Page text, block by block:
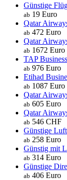
Günstige
ab 19 Euro
Qatar
ab 472 Euro
Qatar
ab 1672 Euro
TAP
ab 976 Euro
Etihad
ab 1087 Euro
Qatar
ab 605 Euro
Qatar
ab 546 CHF
Günstige
ab 258 Euro
Günstig mit
ab 314 Euro
Günstige
ab 406 Euro